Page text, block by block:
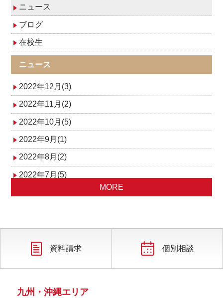
ニュース
ブログ
在校生
ニュース
2022年12月(3)
2022年11月(2)
2022年10月(5)
2022年9月(1)
2022年8月(2)
2022年7月(5)
2022年4月(4)
2022年3月(3)
MORE
資料請求 個別相談
九州・沖縄エリア